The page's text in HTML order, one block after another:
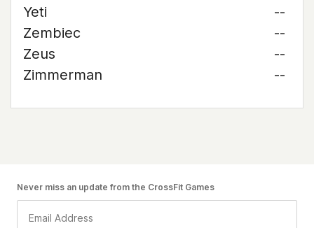
Yeti
--
Zembiec
--
Zeus
--
Zimmerman
--
Never miss an update from the CrossFit Games